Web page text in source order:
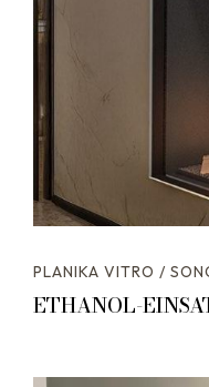
PLANIKA VITRO /
ETHANOL-